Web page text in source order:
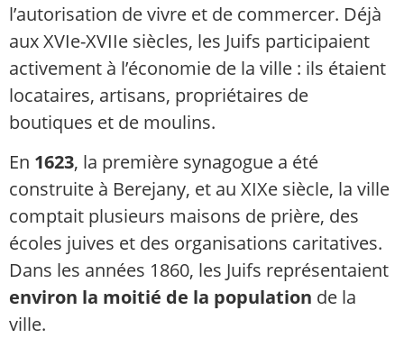
l’autorisation de vivre et de commercer. Déjà
aux XVIe-XVIIe siècles, les Juifs participaient
activement à l’économie de la ville : ils étaient
locataires, artisans, propriétaires de
boutiques et de moulins.
En 1623, la première synagogue a été
construite à Berejany, et au XIXe siècle, la ville
comptait plusieurs maisons de prière, des
écoles juives et des organisations caritatives.
Dans les années 1860, les Juifs représentaient
environ la moitié de la population de la
ville.